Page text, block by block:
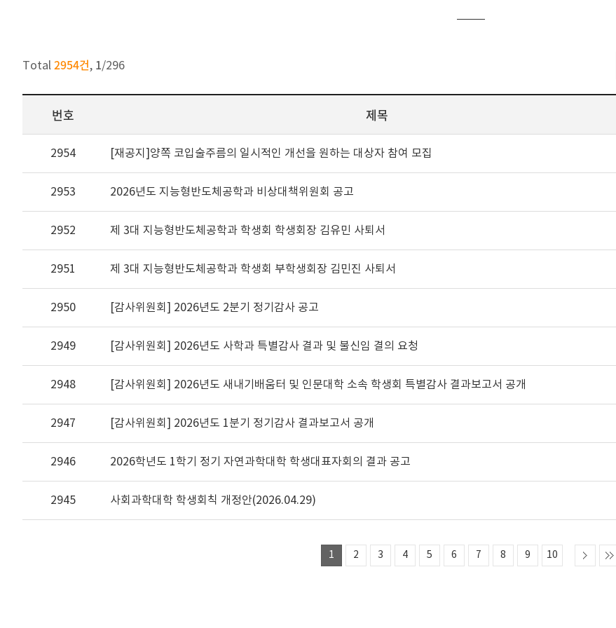
Total 2954건, 1/296
번호 제목
2954 [재공지]양쪽 코입술주름의 일시적인 개선을 원하는 대상자 참여 모집
2953 2026년도 지능형반도체공학과 비상대책위원회 공고
2952 제 3대 지능형반도체공학과 학생회 학생회장 김유민 사퇴서
2951 제 3대 지능형반도체공학과 학생회 부학생회장 김민진 사퇴서
2950 [감사위원회] 2026년도 2분기 정기감사 공고
2949 [감사위원회] 2026년도 사학과 특별감사 결과 및 불신임 결의 요청
2948 [감사위원회] 2026년도 새내기배움터 및 인문대학 소속 학생회 특별감사 결과보고서 공개
2947 [감사위원회] 2026년도 1분기 정기감사 결과보고서 공개
2946 2026학년도 1학기 정기 자연과학대학 학생대표자회의 결과 공고
2945 사회과학대학 학생회칙 개정안(2026.04.29)
1 2 3 4 5 6 7 8 9 10